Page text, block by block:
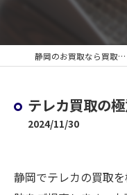
静岡のお買取なら買取大吉 新静岡店
テレカ買取の
2024/11/30
静岡でテレカの買取